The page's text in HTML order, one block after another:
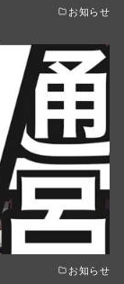
お知らせ
お知らせ